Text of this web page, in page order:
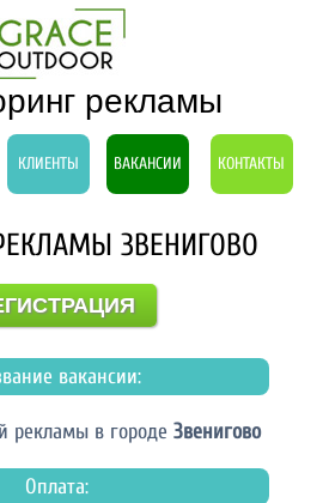
рекламы
КЛИЕНТЫ ВАКАНСИИ КОНТАКТЫ
ЗВЕНИГОВО
вакансии:
рекламы в городе Звенигово
Оплата: